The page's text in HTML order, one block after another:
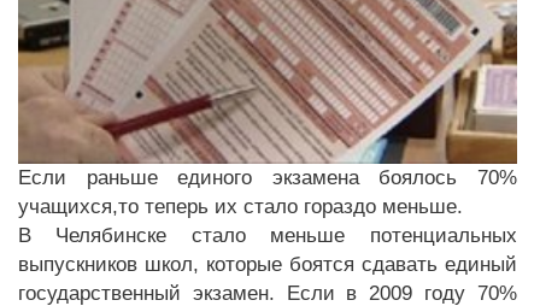
Если раньше единого экзамена боялось 70%
учащихся,то теперь их стало гораздо меньше.
В Челябинске стало меньше потенциальных
выпускников школ, которые боятся сдавать единый
государственный экзамен. Если в 2009 году 70%